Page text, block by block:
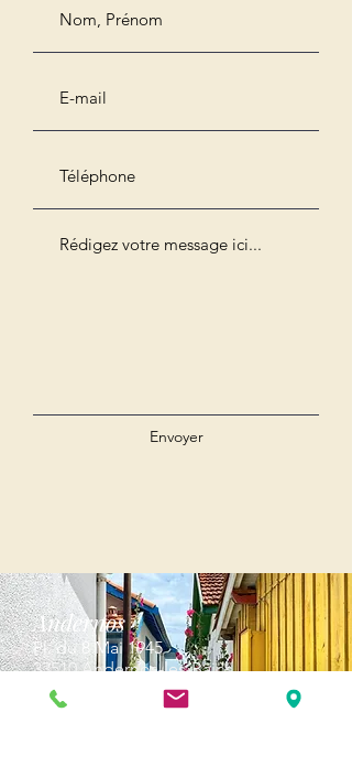
Envoyer
Andernos
Pl. du 8 Mai 1945
33510 Andernos-les-Bains